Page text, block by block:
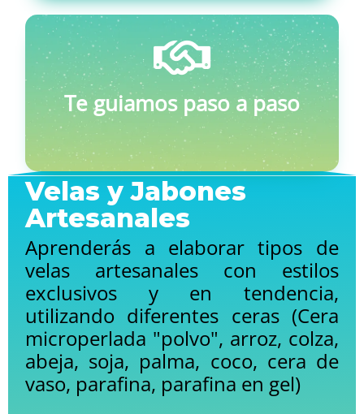
Te guiamos paso a paso
Velas y Jabones
Artesanales
Aprenderás a elaborar tipos de
velas artesanales con estilos
exclusivos y en tendencia,
utilizando diferentes ceras (Cera
microperlada "polvo", arroz, colza,
abeja, soja, palma, coco, cera de
vaso, parafina, parafina en gel)